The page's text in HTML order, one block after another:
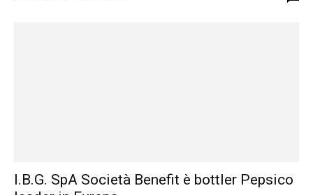
I.B.G. SpA Società Benefit è bottler Pepsico